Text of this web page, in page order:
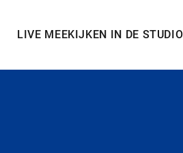
LIVE MEEKIJKEN IN DE